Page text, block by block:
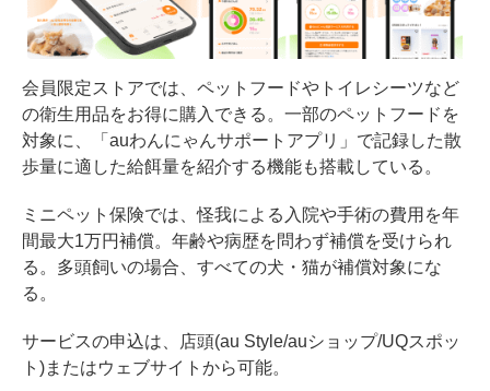
会員限定ストアでは、ペットフードやトイレシーツなど
の衛生用品をお得に購入できる。一部のペットフードを
対象に、「auわんにゃんサポートアプリ」で記録した散
歩量に適した給餌量を紹介する機能も搭載している。
ミニペット保険では、怪我による入院や手術の費用を年
間最大1万円補償。年齢や病歴を問わず補償を受けられ
る。多頭飼いの場合、すべての犬・猫が補償対象にな
る。
サービスの申込は、店頭(au Style/auショップ/UQスポッ
ト)またはウェブサイトから可能。